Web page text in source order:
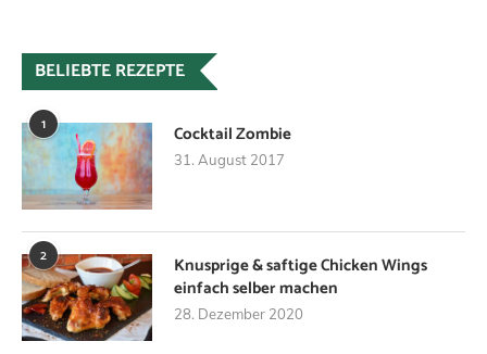
BELIEBTE REZEPTE
1 Cocktail Zombie
31. August 2017
2
Knusprige & saftige Chicken Wings
einfach selber machen
28. Dezember 2020